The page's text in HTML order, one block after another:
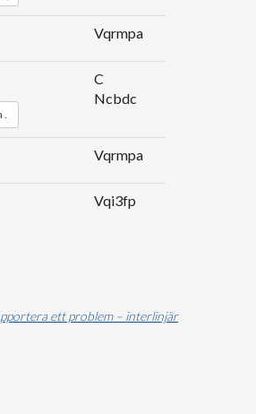
Vqrmpa
C
Ncbdc
Vqrmpa
Vqi3fp
ett problem – interlinjär